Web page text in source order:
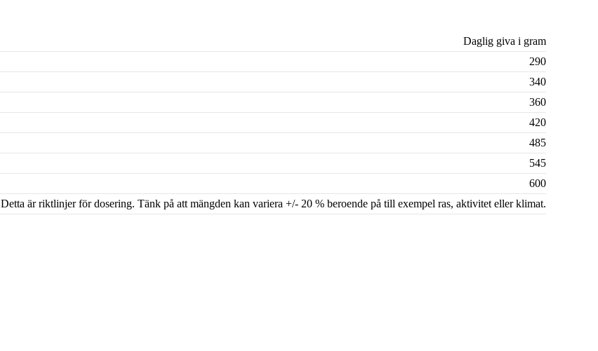
Daglig giva i gram
290
340
360
420
485
545
600
Detta är riktlinjer för dosering. Tänk på att mängden kan variera +/- 20 % beroende på till exempel ras, aktivitet eller klimat.